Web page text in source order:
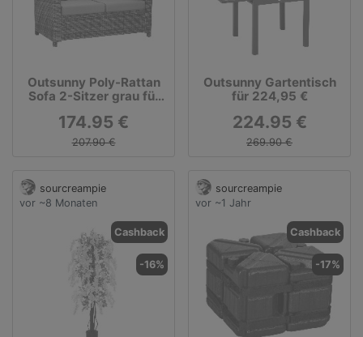
Outsunny Poly-Rattan
Sofa 2-Sitzer grau für
174.95 €
207.90 €
Outsunny Gartentisch
für 224,95 €
224.95 €
269.90 €
sourcreampie
vor ~8 Monaten
Cashback
-16%
sourcreampie
vor ~1 Jahr
Cashback
-17%